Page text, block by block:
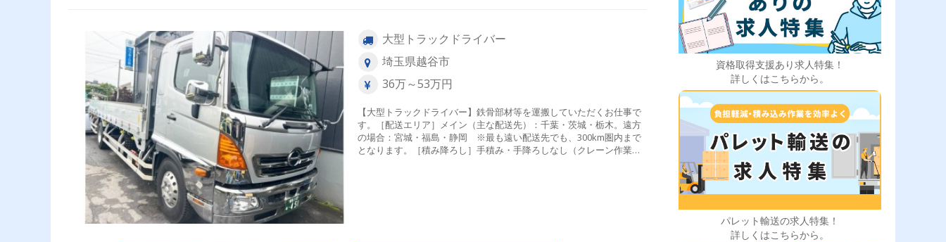
大型トラックドライバー
埼玉県越谷市
36万～53万円
【大型トラックドライバー】鉄骨部材等を運搬していただくお仕事で
す。［配送エリア］メイン（主な配送先）：千葉・茨城・栃木。遠方
の場合：宮城・福島・静岡 ※最も遠い配送先でも、300km圏内まで
となります。［積み降ろし］手積み・手降ろしなし（クレーン作業の
資格取得支援あり求人特集！
詳しくはこちらから。
パレット輸送の求人特集！
詳しくはこちらから。